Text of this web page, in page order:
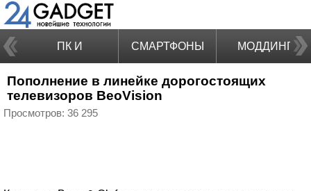
ПК И
НОУТБУКИ
СМАРТФОНЫ МОДДИНГ
Пополнение в линейке дорогостоящих
телевизоров BeoVision
Просмотров: 36 295